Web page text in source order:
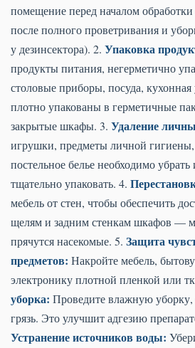
помещение перед началом обработки
после полного проветривания и
у дезинсектора). 2. Упаковка
продукты питания, негерметично
столовые приборы, посуда,
плотно упакованы в герметичные
закрытые шкафы. 3. Удаление
игрушки, предметы личной
постельное белье необходимо
тщательно упаковать. 4.
мебель от стен, чтобы обеспечить
щелям и задним стенкам шкафов —
прячутся насекомые. 5. Защита
предметов: Накройте мебель,
электронику плотной пленкой или
уборка: Проведите влажную
грязь. Это улучшит адгезию
Устранение источников воды: